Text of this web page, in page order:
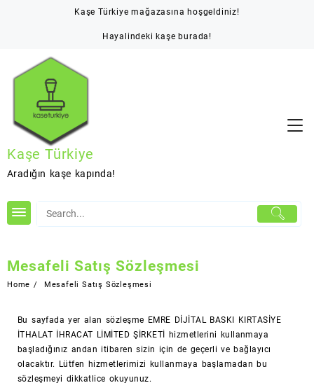
Kaşe Türkiye mağazasına hoşgeldiniz!
Hayalindeki kaşe burada!
Kaşe Türkiye
Aradığın kaşe kapında!
Mesafeli Satış Sözleşmesi
Home Mesafeli Satış Sözleşmesi
Bu sayfada yer alan sözleşme EMRE DİJİTAL BASKI KIRTASİYE
İTHALAT İHRACAT LİMİTED ŞİRKETİ hizmetlerini kullanmaya
başladığınız andan itibaren sizin için de geçerli ve bağlayıcı
olacaktır. Lütfen hizmetlerimizi kullanmaya başlamadan bu
sözleşmeyi dikkatlice okuyunuz.